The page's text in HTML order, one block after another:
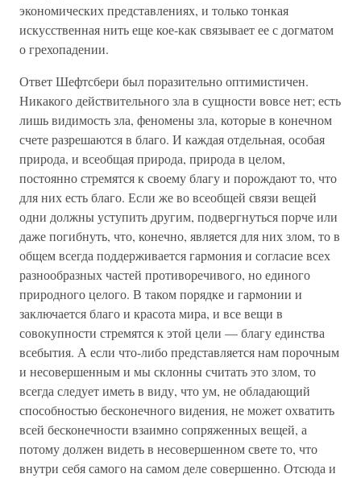
экономических представлениях, и только тонкая
искусственная нить еще кое-как связывает ее с догматом
о грехопадении.
Ответ Шефтсбери был поразительно оптимистичен.
Никакого действительного зла в сущности вовсе нет; есть
лишь видимость зла, феномены зла, которые в конечном
счете разрешаются в благо. И каждая отдельная, особая
природа, и всеобщая природа, природа в целом,
постоянно стремятся к своему благу и порождают то, что
для них есть благо. Если же во всеобщей связи вещей
одни должны уступить другим, подвергнуться порче или
даже погибнуть, что, конечно, является для них злом, то в
общем всегда поддерживается гармония и согласие всех
разнообразных частей противоречивого, но единого
природного целого. В таком порядке и гармонии и
заключается благо и красота мира, и все вещи в
совокупности стремятся к этой цели — благу единства
всебытия. А если что-либо представляется нам порочным
и несовершенным и мы склонны считать это злом, то
всегда следует иметь в виду, что ум, не обладающий
способностью бесконечного видения, не может охватить
всей бесконечности взаимно сопряженных вещей, а
потому должен видеть в несовершенном свете то, что
внутри себя самого на самом деле совершенно. Отсюда и